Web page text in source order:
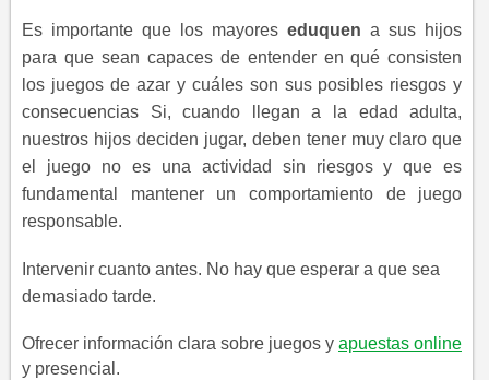
Es importante que los mayoreseduquen a sus hijos
para que sean capaces de entender en qué consisten
los juegos de azar y cuáles son sus posibles riesgos y
consecuencias Si, cuando llegan a la edad adulta,
nuestros hijos deciden jugar, deben tener muy claro que
el juego no es una actividad sin riesgos y que es
fundamental mantener un comportamiento de juego
responsable.
Intervenir cuanto antes. No hay que esperar a que sea
demasiado tarde.
Ofrecer información clara sobre juegos y ​ apuestas online
y presencial.